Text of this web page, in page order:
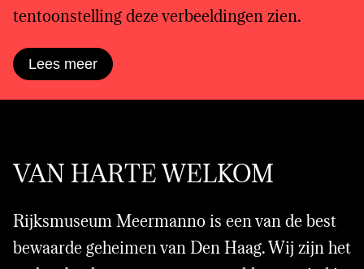
tentoonstelling deze verbeeldingen zien.
Lees meer
VAN HARTE WELKOM
Rijksmuseum Meermanno is een van de best
bewaarde geheimen van Den Haag. Wij zijn het